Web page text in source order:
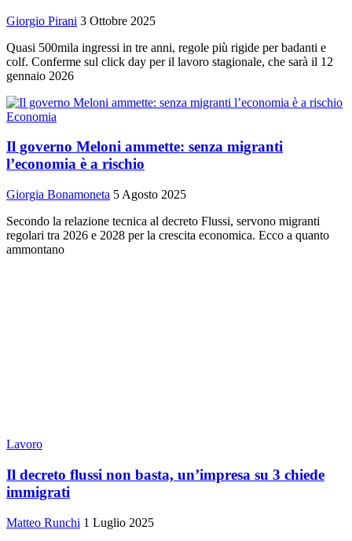
Giorgio Pirani 3 Ottobre 2025
Quasi 500mila ingressi in tre anni, regole più rigide per badanti e
colf. Conferme sul click day per il lavoro stagionale, che sarà il 12
gennaio 2026
Economia
Il governo Meloni ammette: senza migranti
l’economia è a rischio
Giorgia Bonamoneta 5 Agosto 2025
Secondo la relazione tecnica al decreto Flussi, servono migranti
regolari tra 2026 e 2028 per la crescita economica. Ecco a quanto
ammontano
Lavoro
Il decreto flussi non basta, un’impresa su 3 chiede
immigrati
Matteo Runchi 1 Luglio 2025